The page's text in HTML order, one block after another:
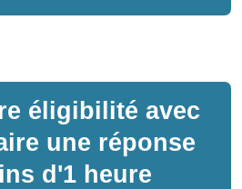
éligibilité avec
une réponse
d'1 heure